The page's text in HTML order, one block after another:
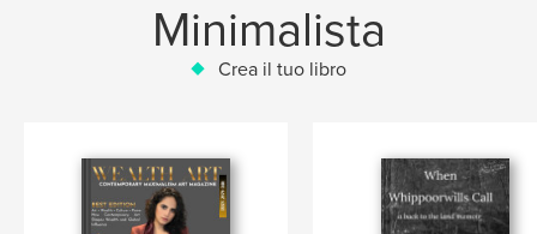
Minimalista
Crea il tuo libro